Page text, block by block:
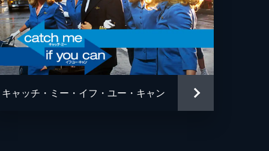
・フェイ
・ガプトン
・ペンス
キャッチ・ミー・イフ・ユー・キャン